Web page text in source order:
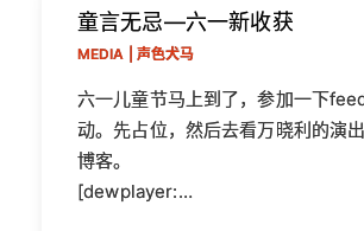
童言无忌—六一新收获
MEDIA | 声色犬马
六一儿童节马上到了，参加一下
动。先占位，然后去看万晓利的演
博客。
[dewplayer:…